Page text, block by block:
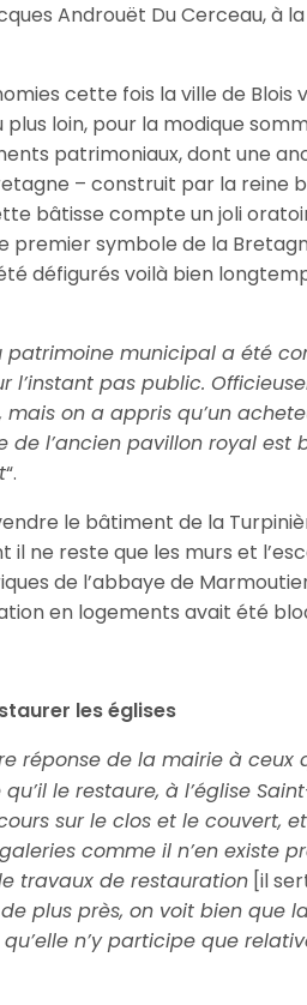
Androuët Du Cerceau, à la
cette fois la ville de Blois
loin, pour la modique
patrimoniaux, dont une
– construit par la reine
bâtisse compte un joli
premier symbole de la
défigurés voilà bien
patrimoine municipal a été
l’instant pas public.
on a appris qu’un
de l’ancien pavillon royal est
“.
le bâtiment de la
il ne reste que les murs et
de l’abbaye de
en logements avait été
les églises
réponse de la mairie à ceux
le restaure, à l’église
sur le clos et le couvert,
comme il n’en existe
travaux de restauration [il
plus près, on voit bien que
n’y participe que